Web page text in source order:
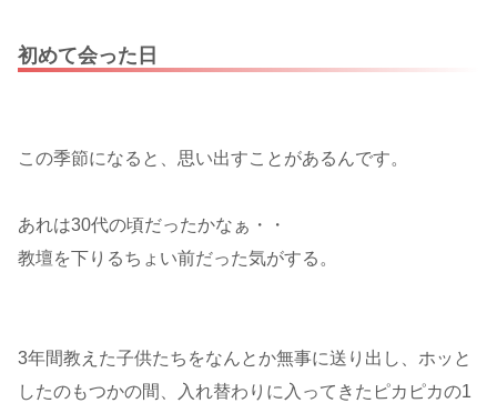
初めて会った日
この季節になると、思い出すことがあるんです。
あれは30代の頃だったかなぁ・・
教壇を下りるちょい前だった気がする。
3年間教えた子供たちをなんとか無事に送り出し、ホッと
したのもつかの間、入れ替わりに入ってきたピカピカの1